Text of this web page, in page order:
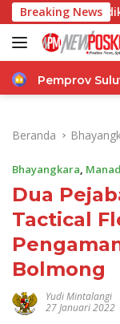
Langsung
ke
konten
Breaking News
Sulut
Home
Pemprov
Beranda
Bhayangkara,
Dua
Tactical
Bolmong
Yudi Mintalangi
27 Januari 2022